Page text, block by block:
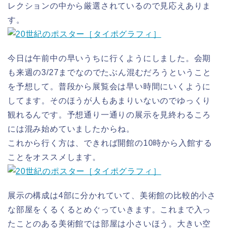
レクションの中から厳選されているので見応えありま
す。
今日は午前中の早いうちに行くようにしました。会期
も来週の3/27までなのでたぶん混むだろうということ
を予想して。普段から展覧会は早い時間にいくように
してます。そのほうが人もあまりいないのでゆっくり
観れるんです。予想通り一通りの展示を見終わるころ
には混み始めていましたからね。
これから行く方は、できれば開館の10時から入館する
ことをオススメします。
展示の構成は4部に分かれていて、美術館の比較的小さ
な部屋をくるくるとめぐっていきます。これまで入っ
たことのある美術館では部屋は小さいほう。大きい空